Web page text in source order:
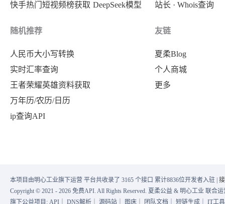
快手热门短视频榜获取 DeepSeek模型
站长 · Whois查询
随机推荐
人民币大小写转换
实时汇率查询
王者荣耀英雄资料获取
万年历/农历/日历
ip查询API
友链
夏柔Blog
个人商城
更多
本项目由明心工业旗下运营 平台共收录了 3165 个接口 累计8836位开发者入驻 |
Copyright © 2021 - 2026 免费API. All Rights Reserved. 夏柔公益 & 明心工业 联合
旗下公益项目: API DNS解析 源码站 图床 团队文档 短链生成 IT工